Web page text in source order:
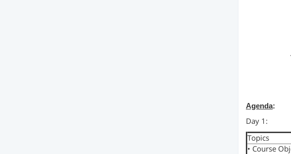
Agenda:
Day 1:
Topics
• Course